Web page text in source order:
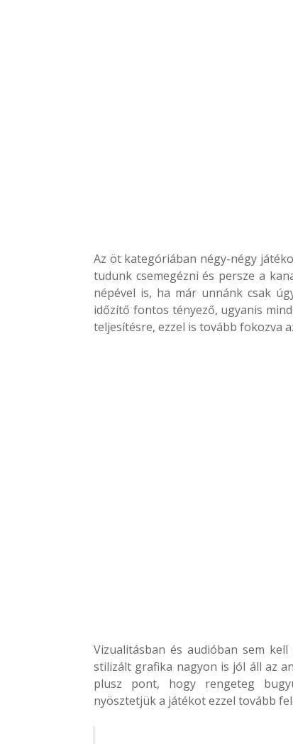
Az öt kategóriában négy-négy
tudunk csemegézni és persze a
népével is, ha már unnánk csak
időzítő fontos tényező, ugyanis
teljesítésre, ezzel is tovább fokozva
Vizualitásban és audióban sem
stilizált grafika nagyon is jól áll az
plusz pont, hogy rengeteg
nyösztetjük a játékot ezzel tovább